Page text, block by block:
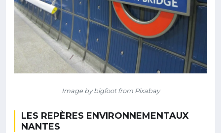
Image by bigfoot from Pixabay
LES REPÈRES ENVIRONNEMENTAUX
NANTES